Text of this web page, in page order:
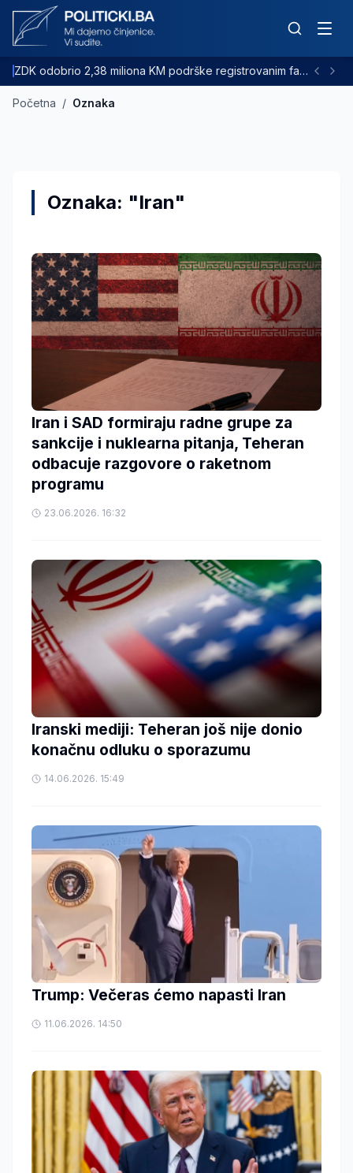
ZDK odobrio 2,38 miliona KM podrške registrovanim farmama goveda
Početna / Oznaka
Oznaka: "Iran"
Iran i SAD formiraju radne grupe za
sankcije i nuklearna pitanja, Teheran
odbacuje razgovore o raketnom
programu
23.06.2026. 16:32
Iranski mediji: Teheran još nije donio
konačnu odluku o sporazumu
14.06.2026. 15:49
Trump: Večeras ćemo napasti Iran
11.06.2026. 14:50